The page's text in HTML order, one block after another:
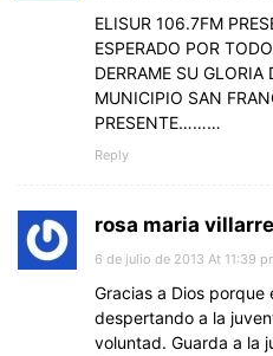
ELISUR 106.7FM
ESPERADO POR
DERRAME SU GLORIA
MUNICIPIO SAN
PRESENTE………
Reply
rosa maria
6 de julio de 2013 At 11:39
Gracias a Dios
despertando a la
voluntad. Guarda a la